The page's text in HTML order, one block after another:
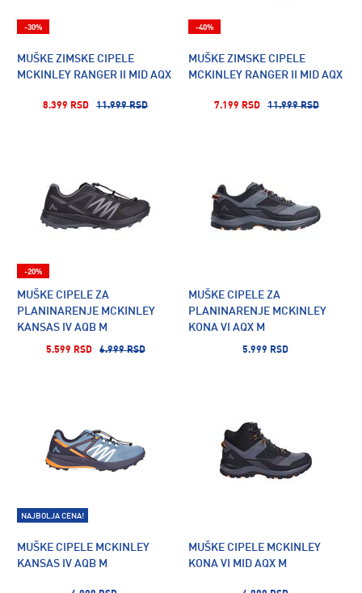
MUŠKE ZIMSKE CIPELE
MCKINLEY RANGER II MID AQX
8.399 RSD 11.999 RSD
-30%
MUŠKE ZIMSKE CIPELE
MCKINLEY RANGER II MID AQX
7.199 RSD 11.999 RSD
-40%
MUŠKE CIPELE ZA
PLANINARENJE MCKINLEY
KANSAS IV AQB M
5.599 RSD 6.999 RSD
-20%
MUŠKE CIPELE ZA
PLANINARENJE MCKINLEY
KONA VI AQX M
5.999 RSD
MUŠKE CIPELE MCKINLEY
KANSAS IV AQB M
NAJBOLJA CENA!
MUŠKE CIPELE MCKINLEY
KONA VI MID AQX M